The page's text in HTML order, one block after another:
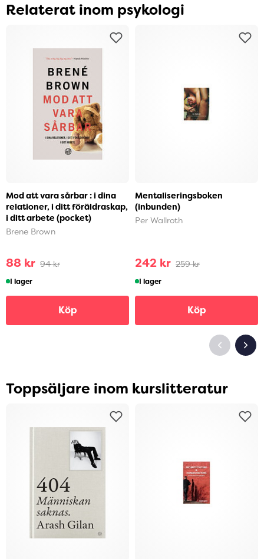
Relaterat inom psykologi
Mod att vara sårbar : i dina
relationer, i ditt föräldraskap,
i ditt arbete (pocket)
Brene Brown
88 kr 94 kr
I lager
Köp
Mentaliseringsboken
(inbunden)
Per Wallroth
242 kr 259 kr
I lager
Köp
Toppsäljare inom kurslitteratur